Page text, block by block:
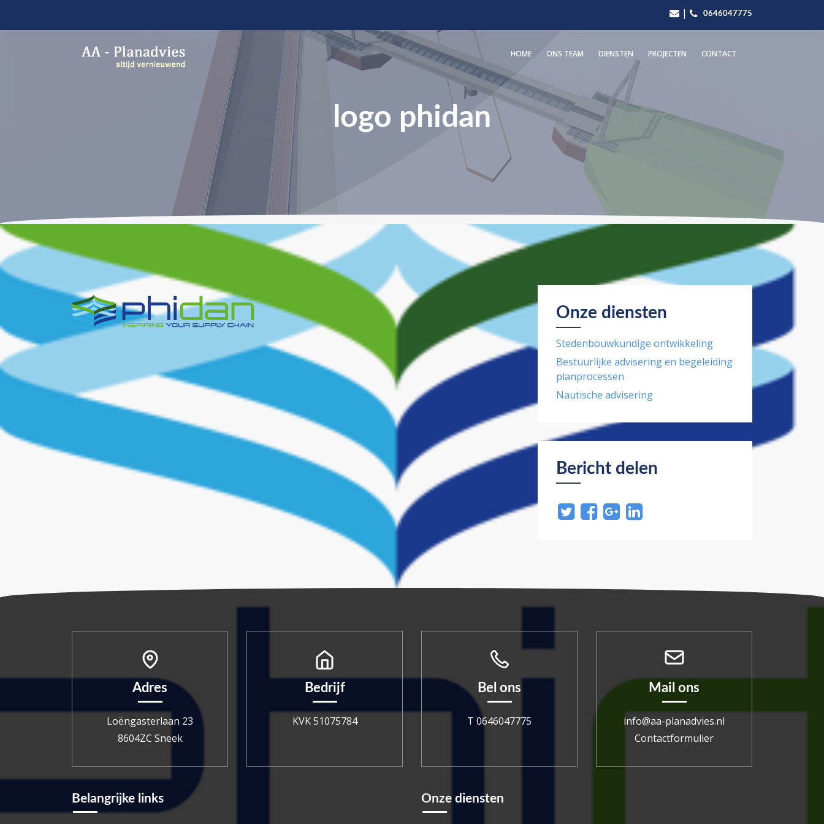
| 0646047775
HOME ONS TEAM DIENSTEN PROJECTEN CONTACT
logo phidan
Onze diensten
Stedenbouwkundige ontwikkeling
Bestuurlijke advisering en begeleiding
planprocessen
Nautische advisering
Bericht delen
Adres
Loëngasterlaan 23
8604ZC Sneek
Bedrijf
KVK 51075784
Bel ons
T 0646047775
Mail ons
info@aa-planadvies.nl
Contactformulier
Belangrijke links Onze diensten